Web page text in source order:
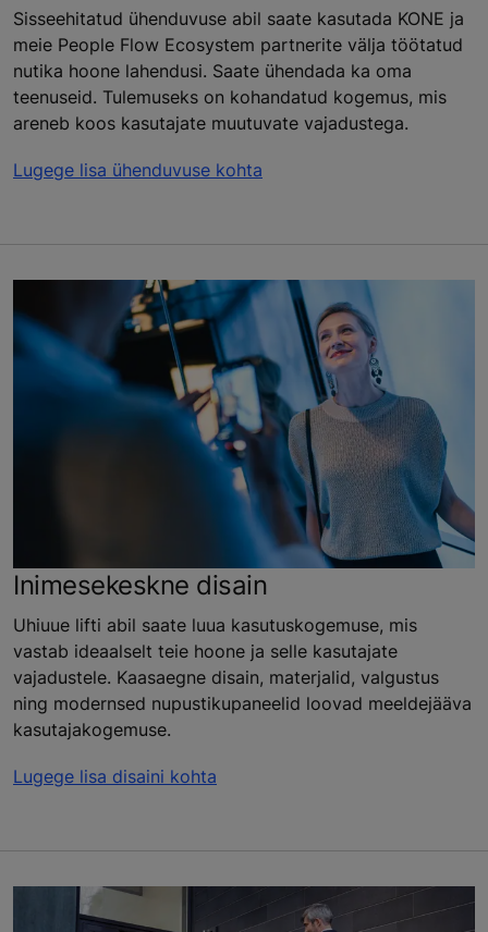
Sisseehitatud ühenduvuse abil saate kasutada KONE ja
meie People Flow Ecosystem partnerite välja töötatud
nutika hoone lahendusi. Saate ühendada ka oma
teenuseid. Tulemuseks on kohandatud kogemus, mis
areneb koos kasutajate muutuvate vajadustega.
Lugege lisa ühenduvuse kohta
Inimesekeskne disain
Uhiuue lifti abil saate luua kasutuskogemuse, mis
vastab ideaalselt teie hoone ja selle kasutajate
vajadustele. Kaasaegne disain, materjalid, valgustus
ning modernsed nupustikupaneelid loovad meeldejääva
kasutajakogemuse.
Lugege lisa disaini kohta